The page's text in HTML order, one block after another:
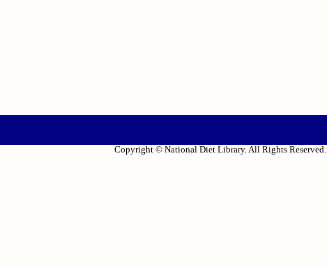
Copyright © National Diet Library. All Rights Reserved.